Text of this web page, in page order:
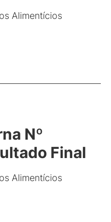
Alimentícios
Nº
Final
Alimentícios